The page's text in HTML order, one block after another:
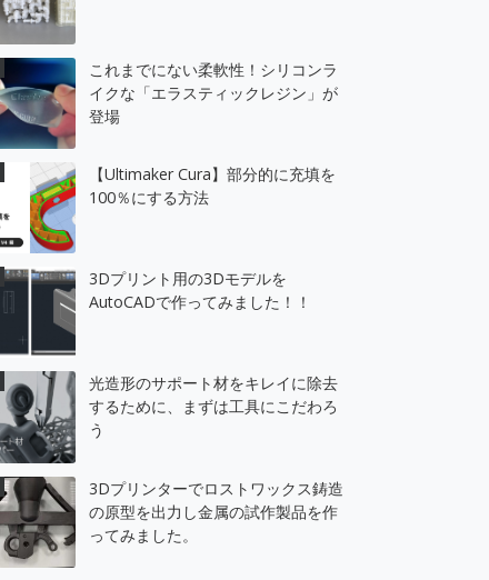
これまでにない柔軟性！シリコンラ
イクな「エラスティックレジン」が
登場
【Ultimaker Cura】部分的に充填を
100％にする方法
3Dプリント用の3Dモデルを
AutoCADで作ってみました！！
光造形のサポート材をキレイに除去
するために、まずは工具にこだわろ
う
3Dプリンターでロストワックス鋳造
の原型を出力し金属の試作製品を作
ってみました。